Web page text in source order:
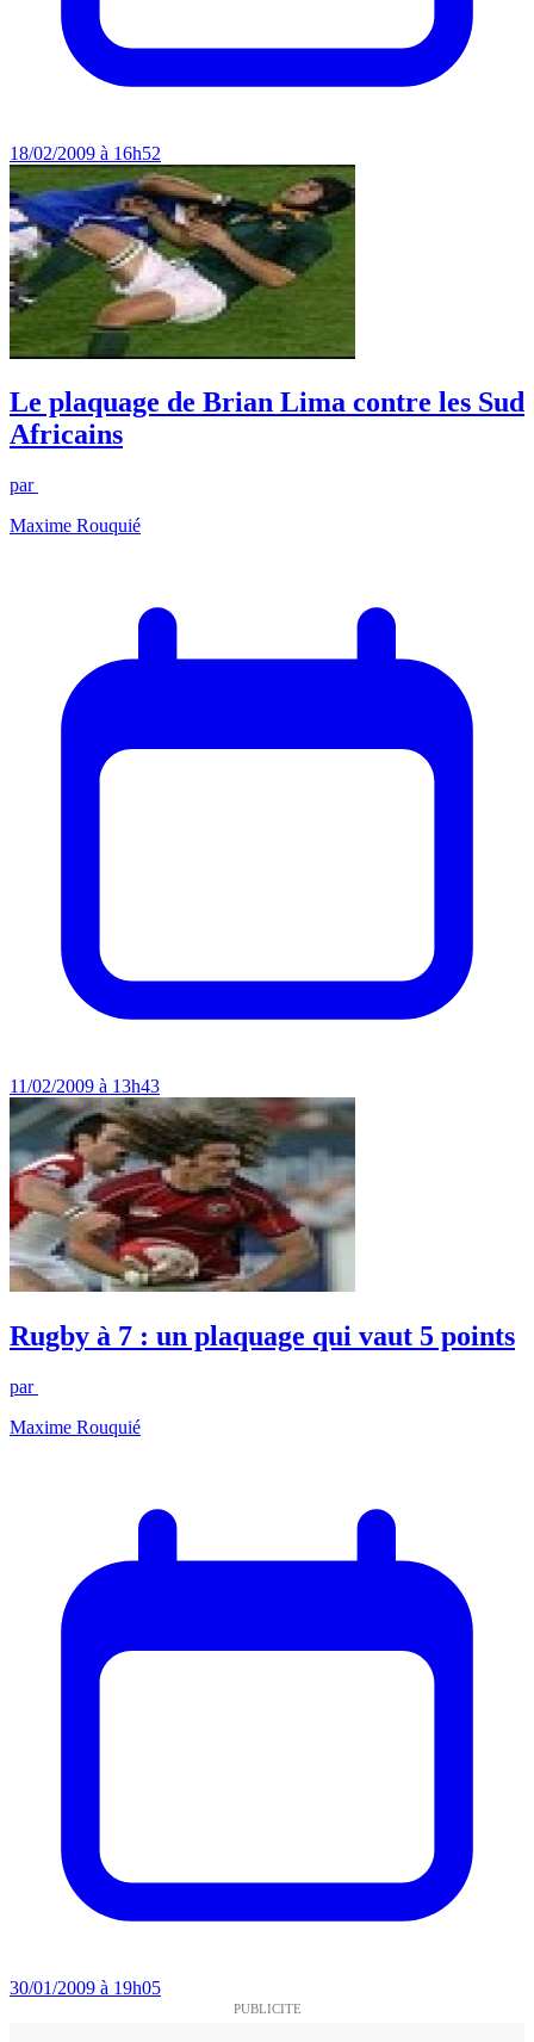
18/02/2009 à 16h52
Le plaquage de Brian Lima contre les Sud
Africains
par
Maxime Rouquié
11/02/2009 à 13h43
Rugby à 7 : un plaquage qui vaut 5 points
par
Maxime Rouquié
30/01/2009 à 19h05